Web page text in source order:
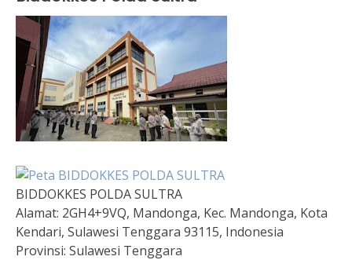
BIDDOKKES POLDA SULTRA
Alamat: 2GH4+9VQ, Mandonga, Kec. Mandonga, Kota
Kendari, Sulawesi Tenggara 93115, Indonesia
Provinsi: Sulawesi Tenggara